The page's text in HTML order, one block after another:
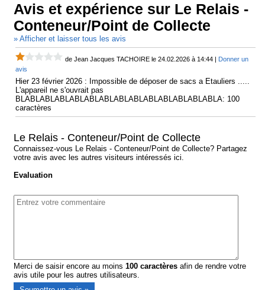
Avis et expérience sur Le Relais -
Conteneur/Point de Collecte
» Afficher et laisser tous les avis
de Jean Jacques TACHOIRE le 24.02.2026 à 14:44 | Donner un
avis
Hier 23 février 2026 : Impossible de déposer de sacs a Etauliers .....
L'appareil ne s'ouvrait pas
BLABLABLABLABLABLABLABLABLABLABLABLABLABLA: 100
caractères
Le Relais - Conteneur/Point de Collecte
Connaissez-vous Le Relais - Conteneur/Point de Collecte? Partagez
votre avis avec les autres visiteurs intéressés ici.
Evaluation
Merci de saisir encore au moins100 caractères afin de rendre votre
avis utile pour les autres utilisateurs.